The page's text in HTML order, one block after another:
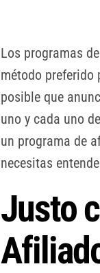
Los programas
método preferido
posible que
uno y cada uno de
un programa de
necesitas
Justo